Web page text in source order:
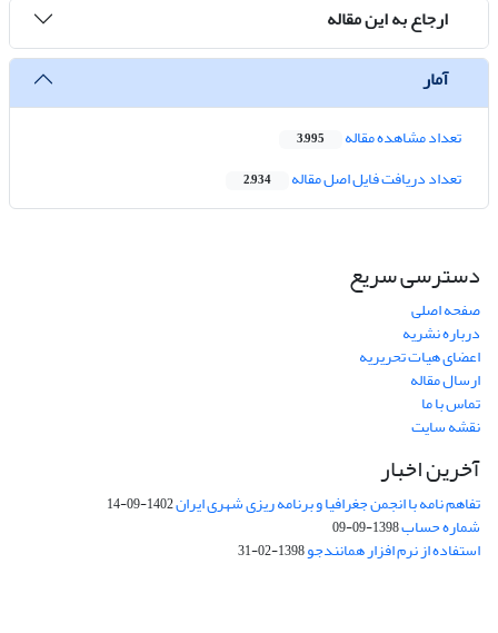
ارجاع به این مقاله
آمار
تعداد مشاهده مقاله 3,995
تعداد دریافت فایل اصل مقاله 2,934
دسترسی سریع
صفحه اصلی
درباره نشریه
اعضای هیات تحریریه
ارسال مقاله
تماس با ما
نقشه سایت
آخرین اخبار
تفاهم نامه با انجمن جغرافیا و برنامه ریزی شهری ایران1402-09-14
شماره حساب1398-09-09
استفاده از نرم افزار همانندجو1398-02-31